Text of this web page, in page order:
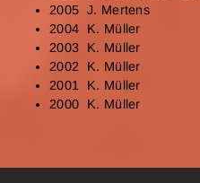
2005 J. Mertens
2004 K. Müller
2003 K. Müller
2002 K. Müller
2001 K. Müller
2000 K. Müller